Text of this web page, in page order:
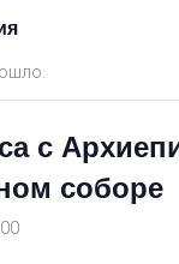
с
соборе